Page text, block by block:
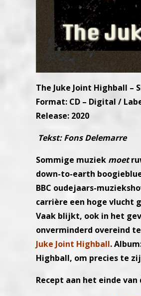
The Juke Joint Highball –
Format: CD – Digital /
Release: 2020
Tekst: Fons Delemarre
Sommige muziek moet
down-to-earth
BBC oudejaars-
carrière een hoge vlucht
Vaak blijkt, ook in het
onverminderd overeind
Juke Joint Highball.
Highball, om precies te
Recept aan het einde